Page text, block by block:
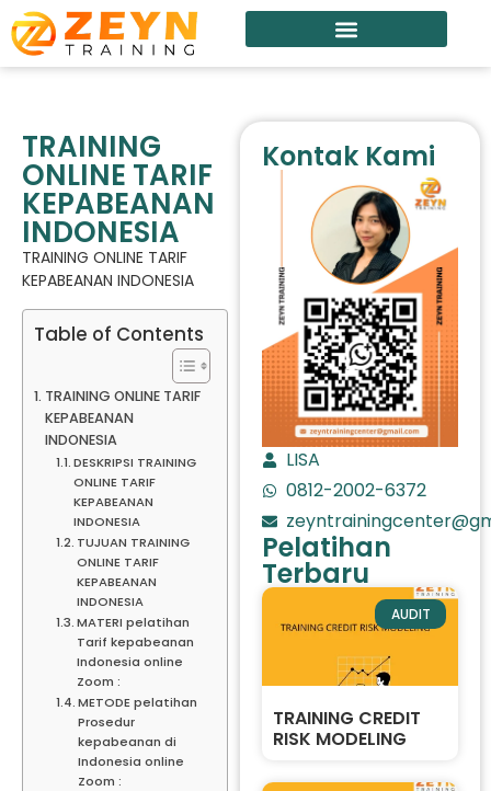
TRAINING
ONLINE TARIF
KEPABEANAN
INDONESIA
TRAINING ONLINE TARIF
KEPABEANAN INDONESIA
Table of Contents
TRAINING ONLINE TARIF
KEPABEANAN
INDONESIA
DESKRIPSI TRAINING
ONLINE TARIF
KEPABEANAN
INDONESIA
TUJUAN TRAINING
ONLINE TARIF
KEPABEANAN
INDONESIA
MATERI pelatihan
Tarif kepabeanan
Indonesia online
Zoom :
METODE pelatihan
Prosedur
kepabeanan di
Indonesia online
Zoom :
Kontak Kami
LISA
0812-2002-6372
Pelatihan
Terbaru
AUDIT
TRAINING CREDIT
RISK MODELING